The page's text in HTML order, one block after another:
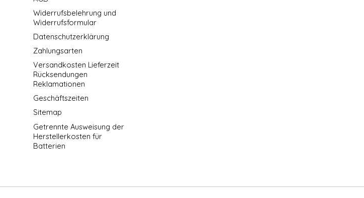
Widerrufsbelehrung und
Widerrufsformular
Datenschutzerklärung
Zahlungsarten
Versandkosten Lieferzeit
Rücksendungen
Reklamationen
Geschäftszeiten
Sitemap
Getrennte Ausweisung der
Herstellerkosten für
Batterien